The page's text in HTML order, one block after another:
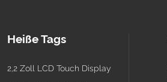
Heiße Tags
2,2 Zoll LCD Touch Display